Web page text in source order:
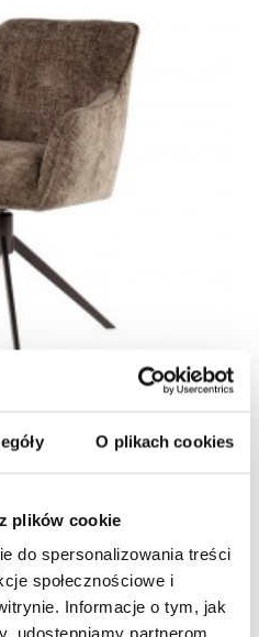
O plikach cookies
plików cookie
do spersonalizowania treści
społecznościowe i
Informacje o tym, jak
udostępniamy partnerom
-16%